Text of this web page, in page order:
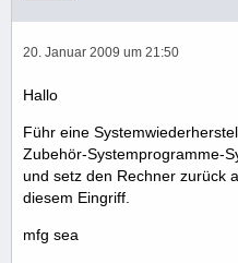
20. Januar 2009 um 21:50
Hallo
Führ eine
Zubehör-Systemprogramme-
und setz den Rechner zurück
diesem Eingriff.
mfg sea